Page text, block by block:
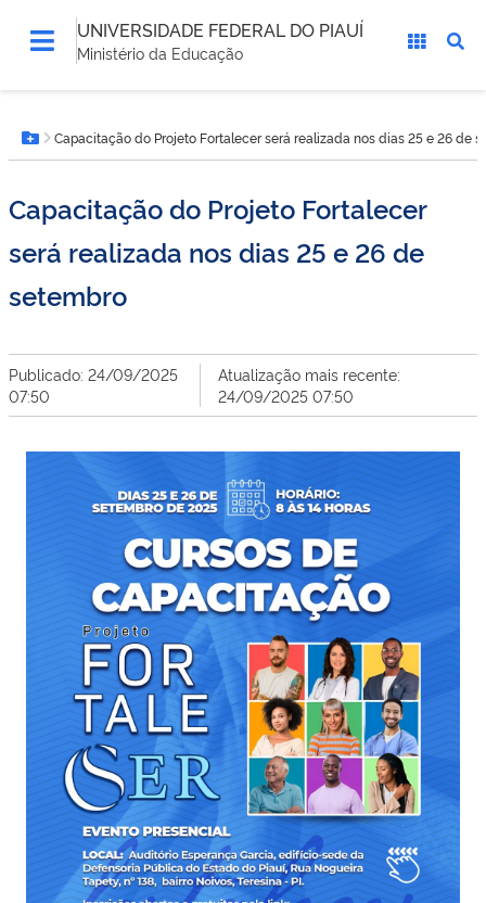
UNIVERSIDADE FEDERAL DO PIAUÍ
Ministério da Educação
está
aqui:Botão Menu
Capacitação do Projeto Fortalecer será realizada nos dias 25 e 26 de
Capacitação do Projeto Fortalecer
será realizada nos dias 25 e 26 de
setembro
Publicado: 24/09/2025
07:50
Atualização mais recente:
24/09/2025 07:50